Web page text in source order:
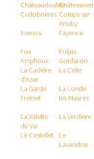
ChâteaudoubleChâteauvert
Collobrières Comps sur
Artuby
Evenos
Fayence
Fox
Amphoux
Fréjus
Gonfaron
La Cadière
d'Azur
La Celle
La Garde
Freinet
La Londe
les Maures
La Valette
du Var
La Verdière
Le Castellet
Le
Lavandou